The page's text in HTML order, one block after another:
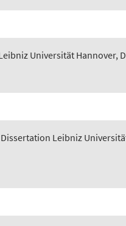
Universität Hannover,
Dissertation Leibniz